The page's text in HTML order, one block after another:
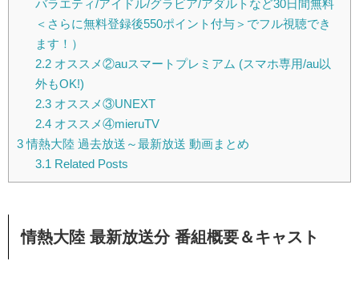
バラエティ/アイドル/グラビア/アダルトなど30日間無料
＜さらに無料登録後550ポイント付与＞でフル視聴でき
ます！）
2.2オススメ②auスマートプレミアム (スマホ専用/au以
外もOK!)
2.3オススメ③UNEXT
2.4オススメ④mieruTV
3情熱大陸 過去放送～最新放送 動画まとめ
3.1Related Posts
情熱大陸 最新放送分 番組概要＆キャスト